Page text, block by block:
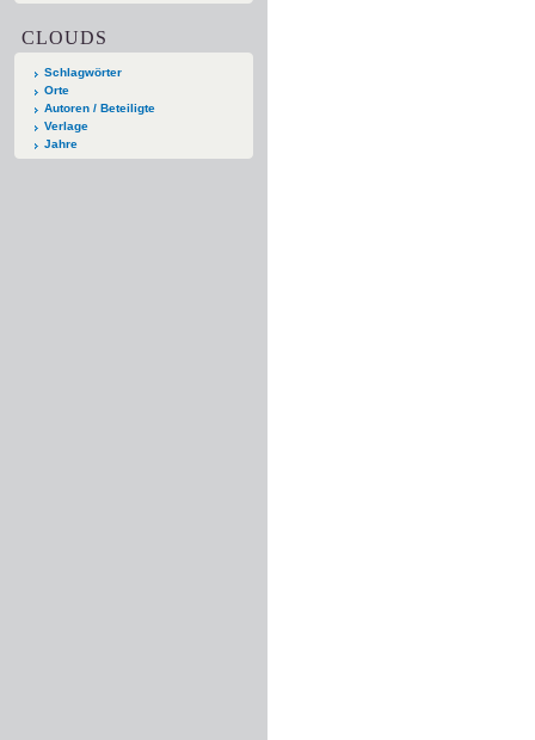
CLOUDS
Schlagwörter
Orte
Autoren / Beteiligte
Verlage
Jahre